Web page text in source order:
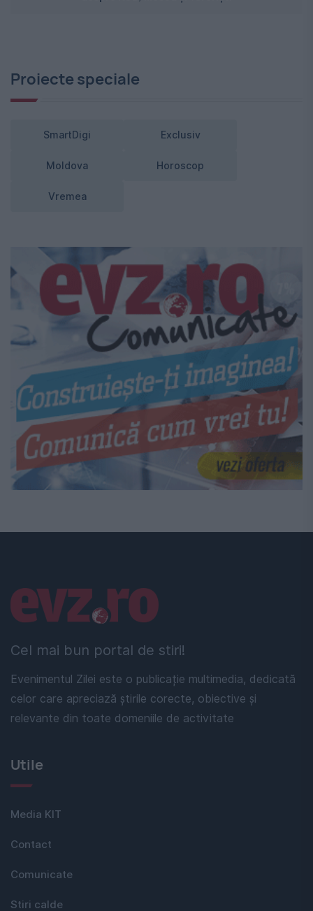
Proiecte speciale
SmartDigi Exclusiv
Moldova Horoscop
Vremea
Cel mai bun portal de stiri!
Evenimentul Zilei este o publicație multimedia, dedicată
celor care apreciază știrile corecte, obiective și
relevante din toate domeniile de activitate
Linkuri utile
Utile
Media KIT
Contact
Comunicate
Stiri calde